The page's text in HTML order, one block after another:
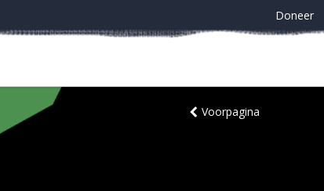
Doneer
Voorpagina